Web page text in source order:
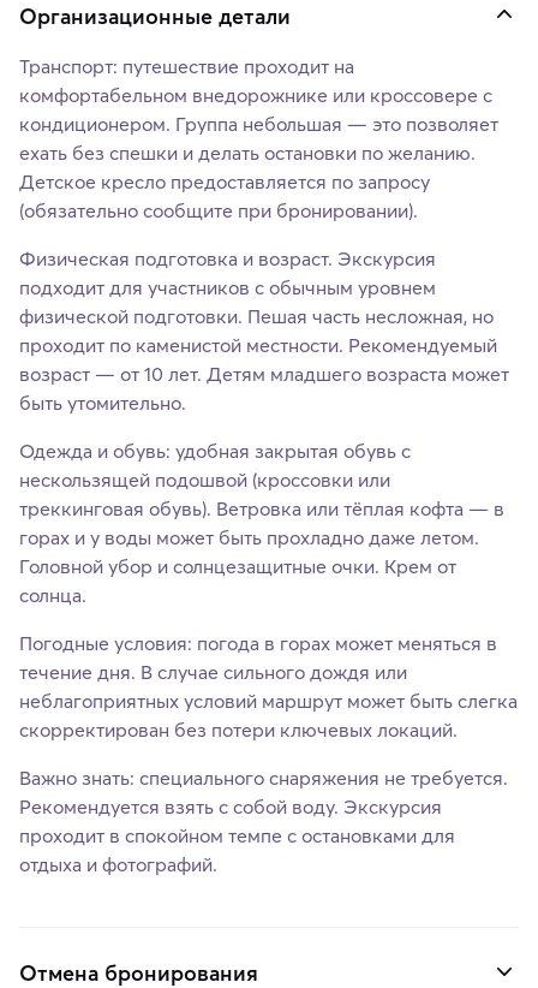
Организационные детали
Транспорт: путешествие проходит на
комфортабельном внедорожнике или кроссовере с
кондиционером. Группа небольшая — это позволяет
ехать без спешки и делать остановки по желанию.
Детское кресло предоставляется по запросу
(обязательно сообщите при бронировании).
Физическая подготовка и возраст. Экскурсия
подходит для участников с обычным уровнем
физической подготовки. Пешая часть несложная, но
проходит по каменистой местности. Рекомендуемый
возраст — от 10 лет. Детям младшего возраста может
быть утомительно.
Одежда и обувь: удобная закрытая обувь с
нескользящей подошвой (кроссовки или
треккинговая обувь). Ветровка или тёплая кофта — в
горах и у воды может быть прохладно даже летом.
Головной убор и солнцезащитные очки. Крем от
солнца.
Погодные условия: погода в горах может меняться в
течение дня. В случае сильного дождя или
неблагоприятных условий маршрут может быть слегка
скорректирован без потери ключевых локаций.
Важно знать: специального снаряжения не требуется.
Рекомендуется взять с собой воду. Экскурсия
проходит в спокойном темпе с остановками для
отдыха и фотографий.
Отмена бронирования